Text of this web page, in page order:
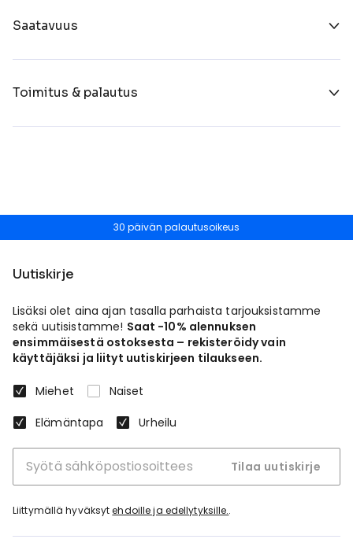
Saatavuus
Toimitus & palautus
30 päivän palautusoikeus
Uutiskirje
Lisäksi olet aina ajan tasalla parhaista tarjouksistamme
sekä uutisistamme! Saat -10% alennuksen
ensimmäisestä ostoksesta – rekisteröidy vain
käyttäjäksi ja liityt uutiskirjeen tilaukseen.
Miehet
Naiset
Elämäntapa
Urheilu
Tilaa uutiskirje
Liittymällä hyväksytehdoille ja edellytyksille..